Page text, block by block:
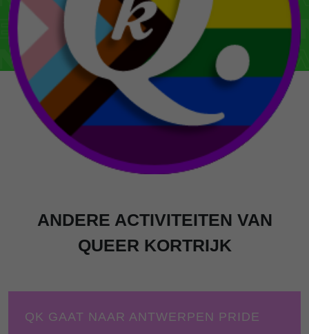
ANDERE ACTIVITEITEN VAN
QUEER KORTRIJK
QK GAAT NAAR ANTWERPEN PRIDE